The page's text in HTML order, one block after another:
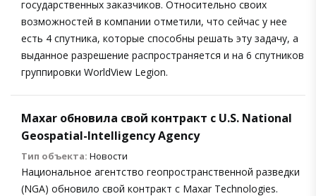
государственных заказчиков. Относительно своих
возможностей в компании отметили, что сейчас у нее
есть 4 спутника, которые способны решать эту задачу, а
выданное разрешение распространяется и на 6 спутников
группировки WorldView Legion.
Maxar обновила свой контракт с U.S. National
Geospatial-Intelligency Agency
Тип объекта: Новости
Национальное агентство геопространственной разведки
(NGA) обновило свой контракт с Maxar Technologies.